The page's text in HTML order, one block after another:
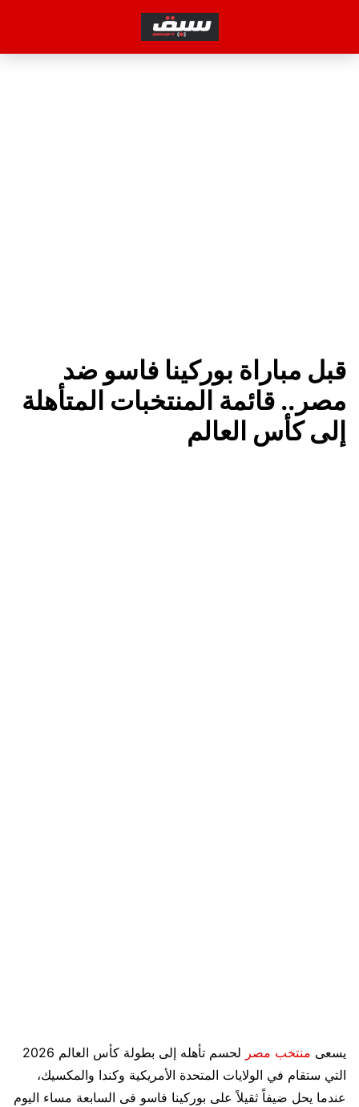
قبل مباراة بوركينا فاسو ضد
مصر.. قائمة المنتخبات المتأهلة
إلى كأس العالم
يسعى منتخب مصر
لحسم تأهله إلى بطولة كأس العالم 2026
التي ستقام في الولايات المتحدة الأمريكية وكندا والمكسيك،
عندما يحل ضيفاً ثقيلاً على بوركينا فاسو فى السابعة مساء اليوم